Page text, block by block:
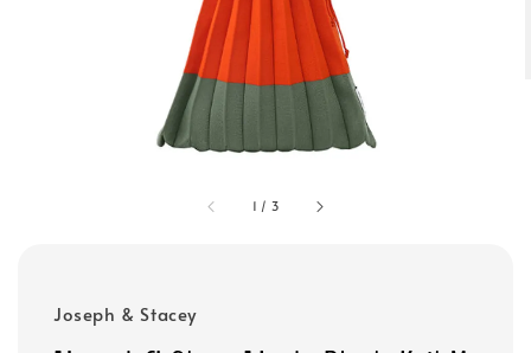
1 / 3
Joseph & Stacey